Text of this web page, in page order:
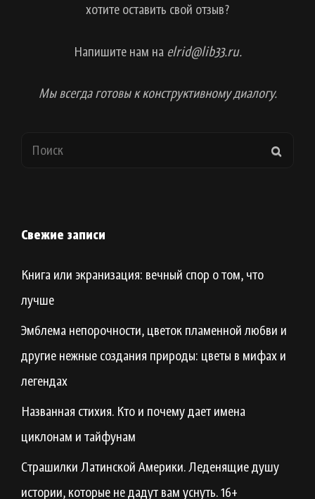
хотите оставить свой отзыв?
Напишите нам на elrid@lib33.ru.
Мы всегда готовы к конструктивному диалогу.
Search
Свежие записи
Книга или экранизация: вечный спор о том, что
лучше
Эмблема непорочности, цветок пламенной любви и
другие нежные создания природы: цветы в мифах и
легендах
Названная стихия. Кто и почему дает имена
циклонам и тайфунам
Страшилки Латинской Америки. Леденящие душу
истории, которые не дадут вам уснуть. 16+